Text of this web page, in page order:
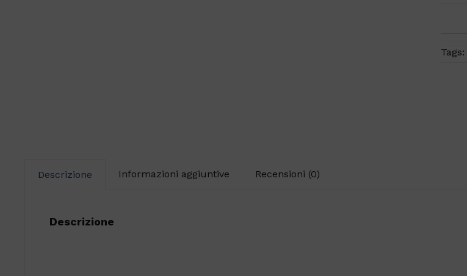
Tags:
Descrizione Informazioni aggiuntive Recensioni (0)
Descrizione